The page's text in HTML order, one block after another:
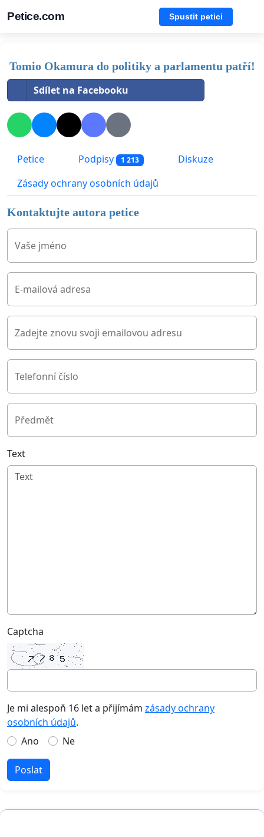
Petice.com Spustit petici
Tomio Okamura do politiky a parlamentu patří!
Sdílet na Facebooku
Petice Podpisy 1 213
Diskuze
Zásady ochrany osobních údajů
Kontaktujte autora petice
Vaše jméno
E-mailová adresa
Zadejte znovu svoji emailovou adresu
Telefonní číslo
Předmět
Text
Captcha
Je mi alespoň 16 let a přijímám zásady ochrany
osobních údajů.
Ano
Ne
Poslat